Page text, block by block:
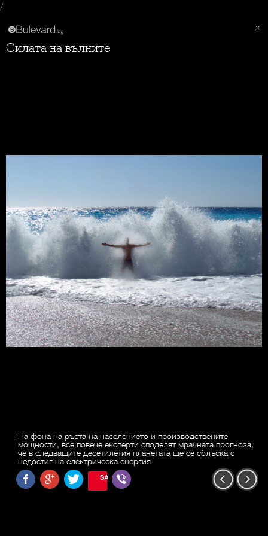
/
Силата на вълните
На фона на ръста на населението и производствените
мощности, все повече експерти споделят мрачната прогноза,
че в следващите десетилетия планетата ще се сблъска с
недостиг на електрическа енергия.
SAVE